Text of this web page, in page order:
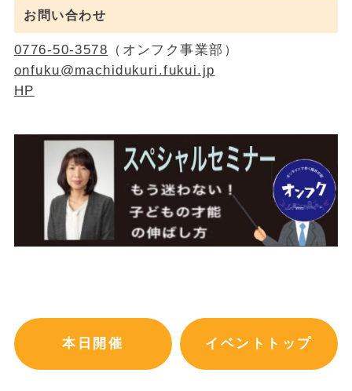
お問い合わせ
0776-50-3578 （オンフク事業部）
onfuku@machidukuri.fukui.jp
HP
本日開催 イベントトップ